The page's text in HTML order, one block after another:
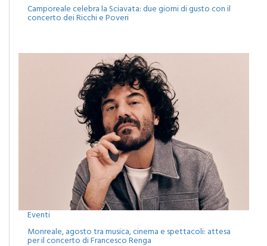
Eventi
Camporeale celebra la Sciavata: due giorni di gusto con il
Eventi